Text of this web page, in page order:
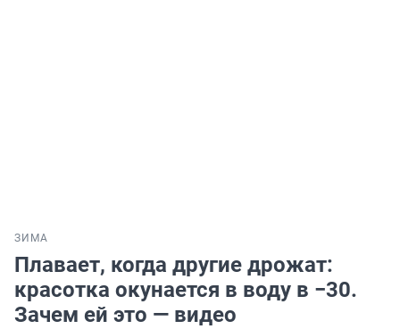
ЗИМА
Плавает, когда другие дрожат:
красотка окунается в воду в −30.
Зачем ей это — видео